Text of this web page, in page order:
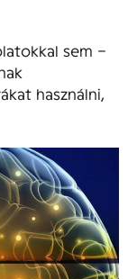
sem –
használni,